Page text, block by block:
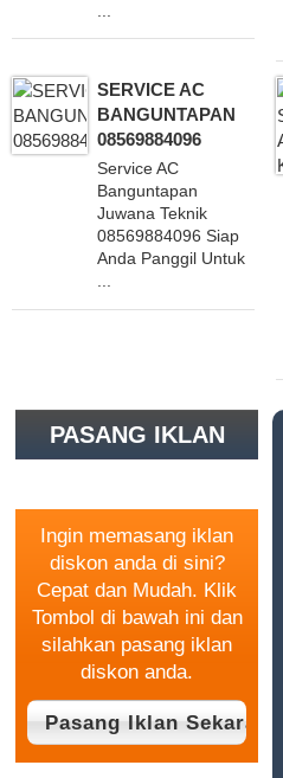
SERVICE AC
BANGUNTAPAN
08569884096
Service AC
Banguntapan
Juwana Teknik
08569884096 Siap
Anda Panggil Untuk
...
PASANG IKLAN
Ingin memasang iklan
diskon anda di sini?
Cepat dan Mudah. Klik
Tombol di bawah ini dan
silahkan pasang iklan
diskon anda.